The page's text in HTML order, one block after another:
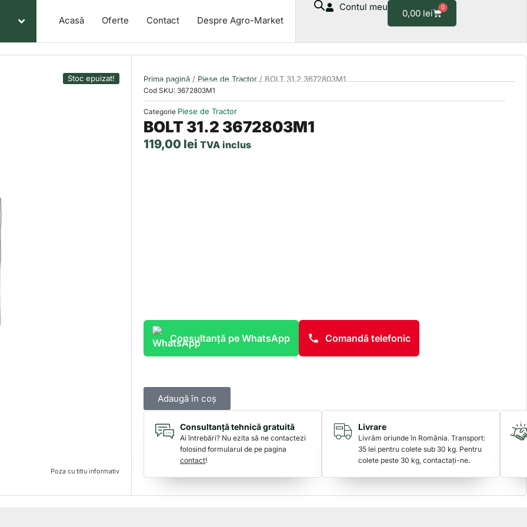
Acasă Oferte Contact Despre Agro-Market
Contul meu
0,00 lei
0
Cart
Stoc epuizat!
Poza cu titlu informativ
Prima pagină / Piese de Tractor / BOLT 31.2 3672803M1
Cod SKU: 3672803M1
Categorie Piese de Tractor
BOLT 31.2 3672803M1
119,00 lei TVA inclus
Consultanță pe WhatsApp Comandă telefonic
Adaugă în coș
Consultanță tehnică gratuită
Ai întrebări? Nu ezita să ne contactezi
folosind formularul de pe pagina
contact!
Livrare
Livrăm oriunde în România. Transport:
35 lei pentru colete sub 30 kg. Pentru
colete peste 30 kg, contactați-ne.